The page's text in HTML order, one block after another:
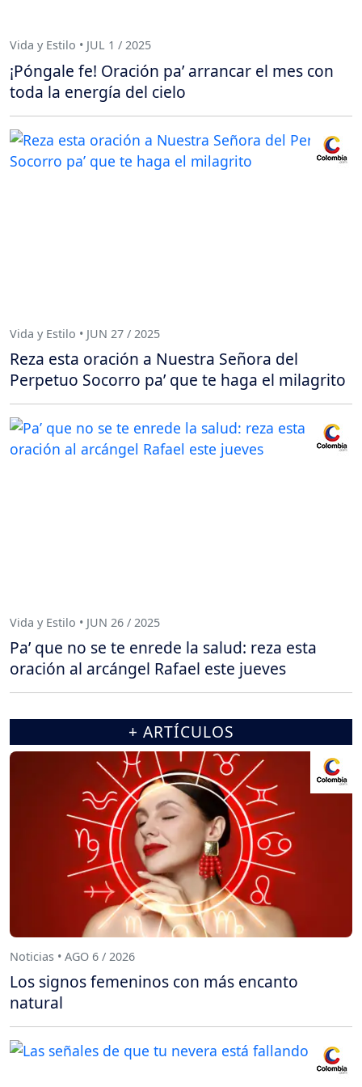
Vida y Estilo • JUL 1 / 2025
¡Póngale fe! Oración pa’ arrancar el mes con
toda la energía del cielo
Vida y Estilo • JUN 27 / 2025
Reza esta oración a Nuestra Señora del
Perpetuo Socorro pa’ que te haga el milagrito
Vida y Estilo • JUN 26 / 2025
Pa’ que no se te enrede la salud: reza esta
oración al arcángel Rafael este jueves
+ ARTÍCULOS
Noticias • AGO 6 / 2026
Los signos femeninos con más encanto
natural